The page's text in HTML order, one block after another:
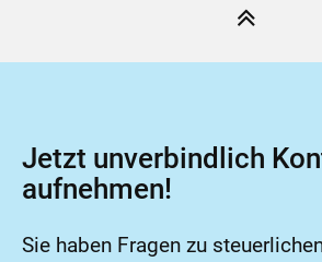
Jetzt unverbindlich
aufnehmen!
Sie haben Fragen zu